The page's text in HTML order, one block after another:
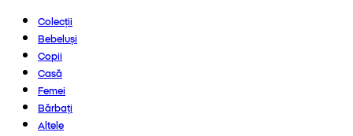
Colecții
Bebeluși
Copii
Casă
Femei
Bărbați
Altele